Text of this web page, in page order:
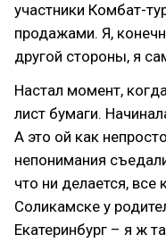
участники Комбат-
продажами. Я,
другой стороны, я
Настал момент,
лист бумаги.
А это ой как
непонимания
что ни делается,
Соликамске у
Екатеринбург – я ж